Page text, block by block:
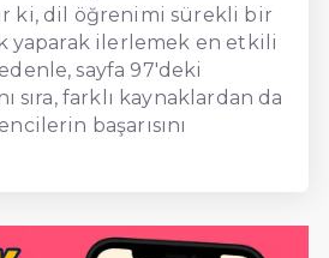
ki, dil öğrenimi sürekli bir
yaparak ilerlemek en etkili
sayfa 97'deki
sıra, farklı kaynaklardan da
başarısını